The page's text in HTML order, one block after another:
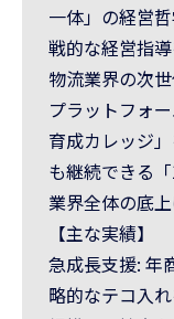
一体」の経営
戦的な経営指導
物流業界の次
プラットフォ
育成カレッジ
も継続できる
業界全体の底
【主な実績】
急成⻑支援: 年
略的なテコ入